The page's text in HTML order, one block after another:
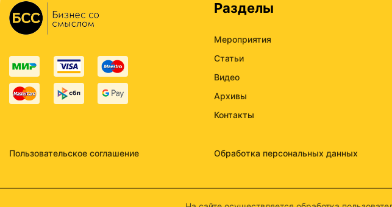
Разделы
Мероприятия
Статьи
Видео
Архивы
Контакты
Пользовательское соглашение Обработка персональных данных